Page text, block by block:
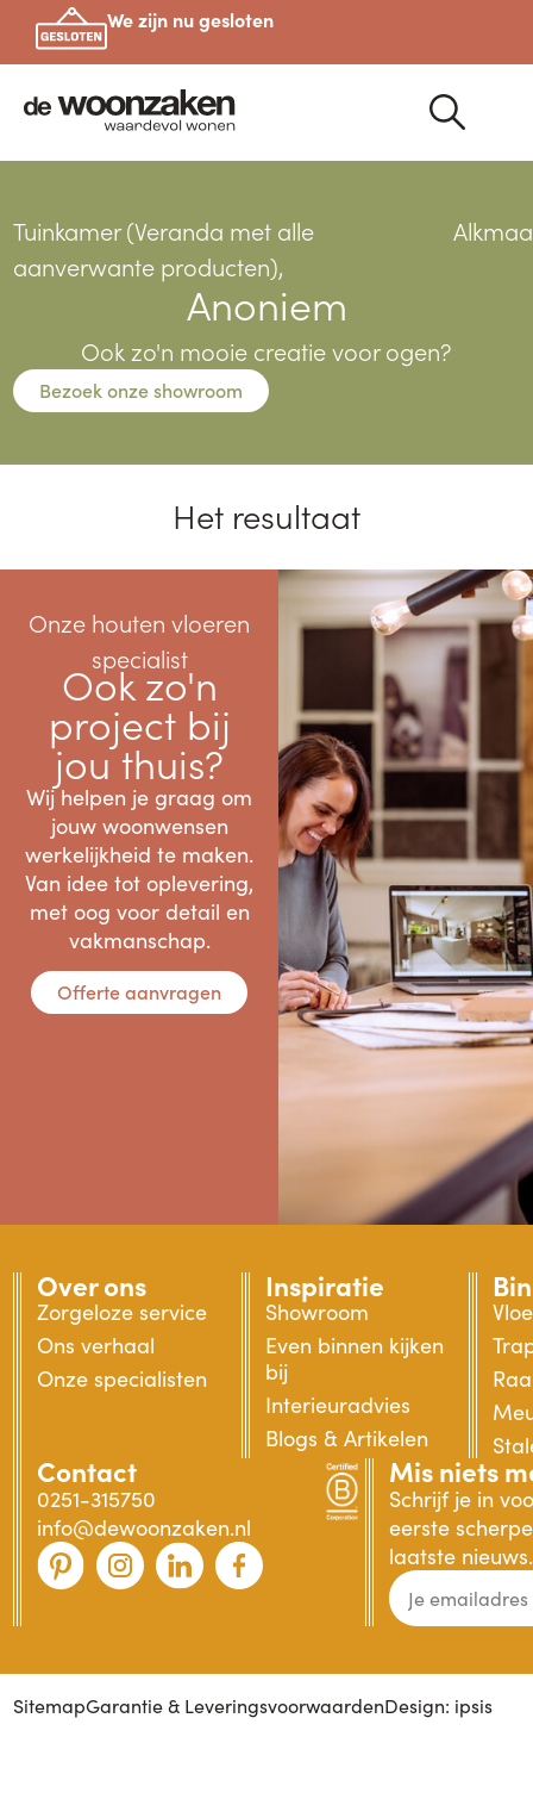
We zijn nu gesloten
Tuinkamer (Veranda met alle
aanverwante producten),
Anoniem
Ook zo'n mooie creatie voor ogen?
Bezoek onze showroom
Het resultaat
Onze houten vloeren
specialist
Ook zo'n
project bij
jou thuis?
Wij helpen je graag om
jouw woonwensen
werkelijkheid te maken.
Van idee tot oplevering,
met oog voor detail en
vakmanschap.
Offerte aanvragen
Over ons
Zorgeloze service
Ons verhaal
Onze specialisten
Inspiratie
Showroom
Even binnen kijken
bij
Interieuradvies
Blogs & Artikelen
Contact
0251-315750
info@dewoonzaken.nl
Mis niets
Schrijf je in
eerste
laatste nieuws.
SitemapGarantie & LeveringsvoorwaardenDesign: ipsis